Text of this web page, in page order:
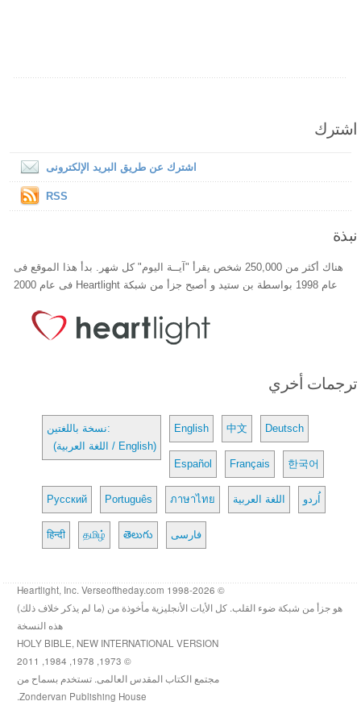
اشترك
اشترك عن طريق البريد الإلكترونى
RSS
نبذة
هناك أكثر من 250,000 شخص يقرأ "آيــة اليوم" كل شهر. بدأ هذا الموقع فى
عام 1998 بواسطة بن ستيد و أصبح جزأ من شبكة Heartlight فى عام 2000
ترجمات أخري
نسخة باللغتين:
(اللغة العربية / English)
English 中文 Deutsch
Español Français 한국어
Русский Português ภาษาไทย اللغة العربية اُردو
हिन्दी தமிழ் తెలుగు فارسی
© 1998-2026 Heartlight, Inc. Verseoftheday.com
هو جزأ من شبكة ضوء القلب. كل الأيات الأنجليزية مأخوذة من (ما لم يذكر خلاف ذلك)
هذه النسخة
HOLY BIBLE, NEW INTERNATIONAL VERSION
© 1973, 1978, 1984, 2011
مجتمع الكتاب المقدس العالمى. تستخدم بسماح من
Zondervan Publishing House.